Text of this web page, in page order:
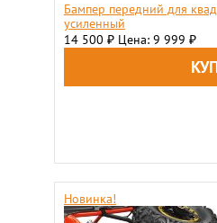
Бампер передний для
усиленный
14 500 ₽ Цена: 9 999 ₽
Новинка!